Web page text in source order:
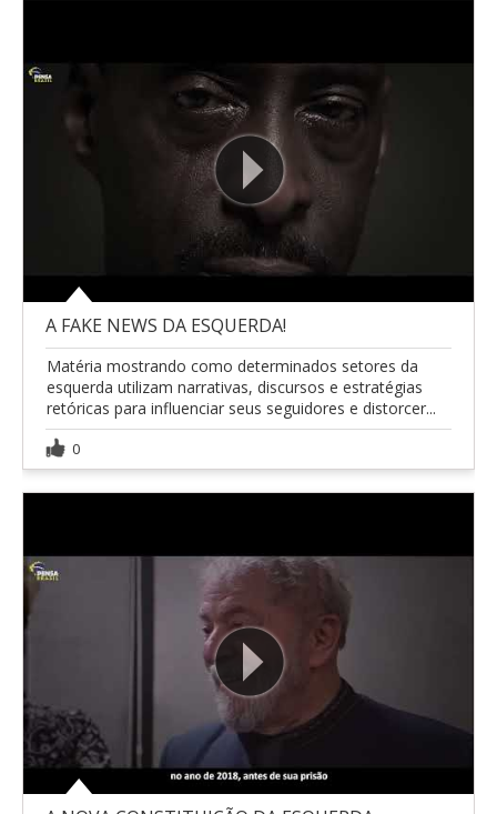
A FAKE NEWS DA ESQUERDA!
Matéria mostrando como determinados setores da
esquerda utilizam narrativas, discursos e estratégias
retóricas para influenciar seus seguidores e distorcer...
0